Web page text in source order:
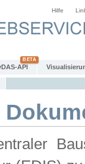
Hilfe
API